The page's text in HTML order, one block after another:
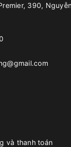
390,
và thanh toán